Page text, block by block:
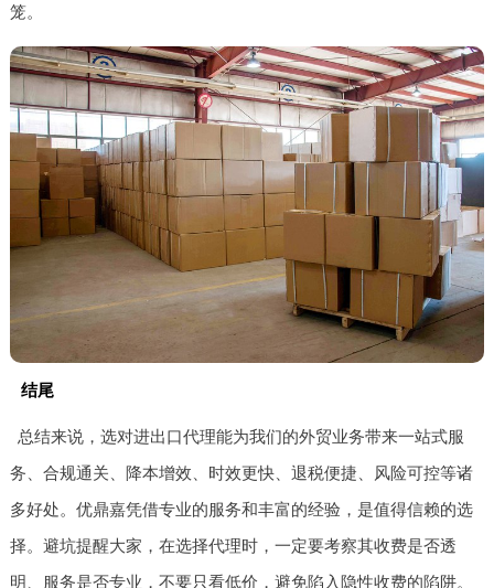
笼。
结尾
总结来说，选对进出口代理能为我们的外贸业务带来一站式服
务、合规通关、降本增效、时效更快、退税便捷、风险可控等诸
多好处。优鼎嘉凭借专业的服务和丰富的经验，是值得信赖的选
择。避坑提醒大家，在选择代理时，一定要考察其收费是否透
明、服务是否专业，不要只看低价，避免陷入隐性收费的陷阱。